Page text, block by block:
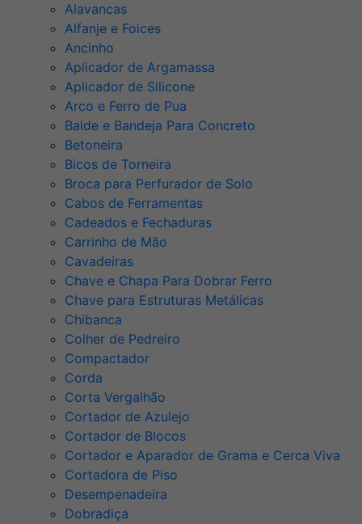
Alavancas
Alfanje e Foices
Ancinho
Aplicador de Argamassa
Aplicador de Silicone
Arco e Ferro de Pua
Balde e Bandeja Para Concreto
Betoneira
Bicos de Torneira
Broca para Perfurador de Solo
Cabos de Ferramentas
Cadeados e Fechaduras
Carrinho de Mão
Cavadeiras
Chave e Chapa Para Dobrar Ferro
Chave para Estruturas Metálicas
Chibanca
Colher de Pedreiro
Compactador
Corda
Corta Vergalhão
Cortador de Azulejo
Cortador de Blocos
Cortador e Aparador de Grama e Cerca Viva
Cortadora de Piso
Desempenadeira
Dobradiça